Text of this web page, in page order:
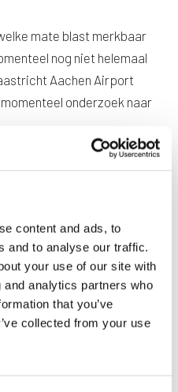
content and ads, to
and to analyse our traffic.
your use of our site with
analytics partners who
that you’ve
collected from your use
mate blast merkbaar
nog niet helemaal
Aachen Airport
onderzoek naar
duiden niet op merkbare
maatregelen om
voorkomen, bijvoorbeeld
of doeken.
verwachten we binnen